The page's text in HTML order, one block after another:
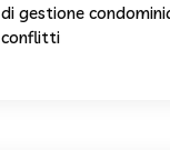
di gestione
conflitti